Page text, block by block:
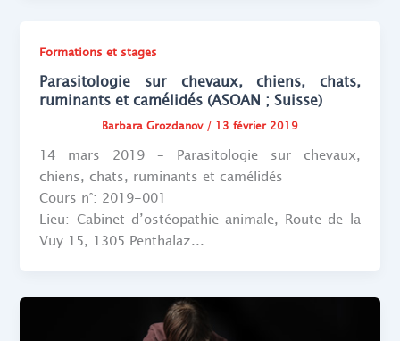
Formations et stages
Parasitologie sur chevaux, chiens, chats,
ruminants et camélidés (ASOAN ; Suisse)
Barbara Grozdanov/ 13 février 2019
14 mars 2019 – Parasitologie sur chevaux,
chiens, chats, ruminants et camélidés
Cours n°: 2019-001
Lieu: Cabinet d’ostéopathie animale, Route de la
Vuy 15, 1305 Penthalaz...